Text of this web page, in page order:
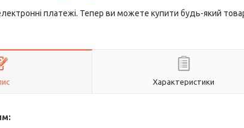
платежі. Тепер ви можете купити будь-який
Характеристики